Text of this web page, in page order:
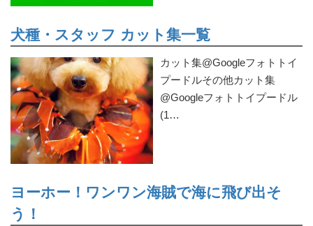
犬種・スタッフ カット集一覧
カット集@Googleフォトトイ
プードルその他カット集
@Googleフォトトイプードル
(1…
ヨーホー！ワンワン海賊で海に飛び出そ
う！